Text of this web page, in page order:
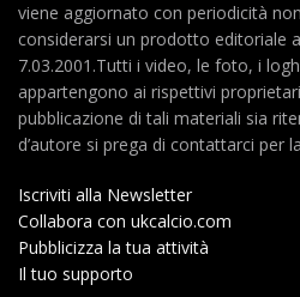
viene aggiornato con periodicità
considerarsi un prodotto editoriale
7.03.2001.Tutti i video, le foto, i
appartengono ai rispettivi
pubblicazione di tali materiali sia
d’autore si prega di contattarci per
Iscriviti alla Newsletter
Collabora con ukcalcio.com
Pubblicizza la tua attività
Il tuo supporto